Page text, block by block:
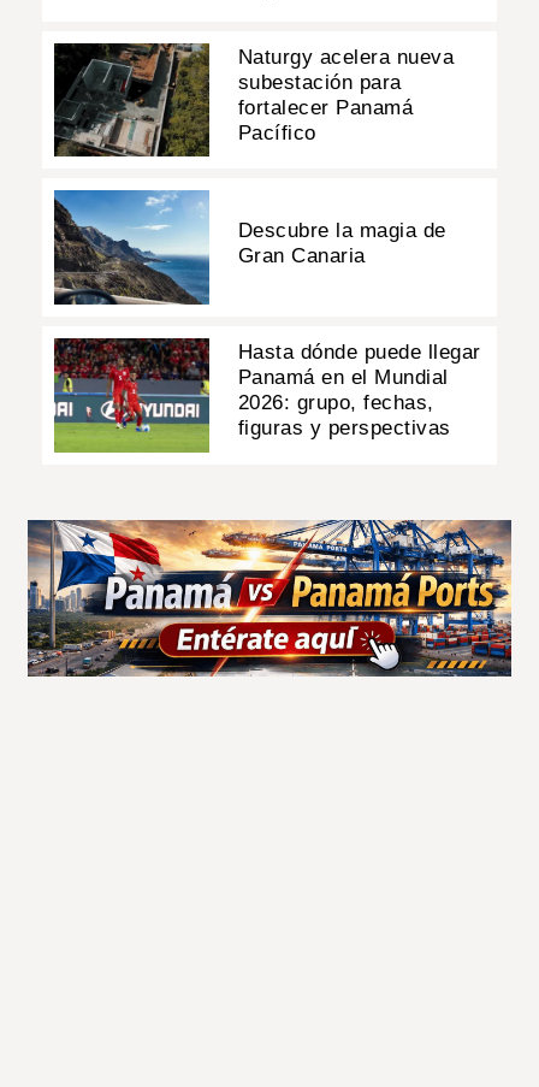
Naturgy acelera nueva
subestación para
fortalecer Panamá
Pacífico
Descubre la magia de
Gran Canaria
Hasta dónde puede llegar
Panamá en el Mundial
2026: grupo, fechas,
figuras y perspectivas